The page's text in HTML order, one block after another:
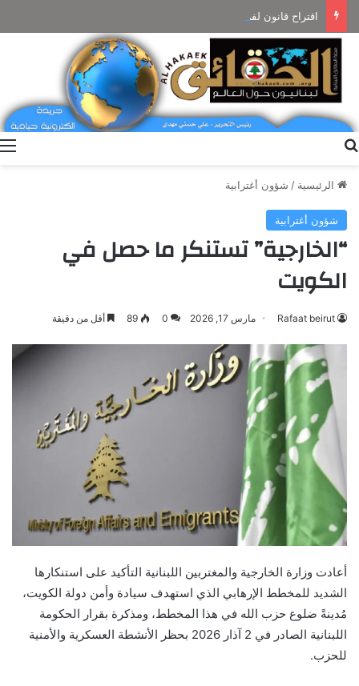
الرئيسية / شؤون أغترابية
شؤون أغترابية
“الخارجية” تستنكر ما حصل في
الكويت
Rafaat beirut مارس 17, 2026 0
89 أقل من دقيقة
أعادت وزارة الخارجية والمغتربين اللبنانية التأكيد على استنكارها
الشديد للمخطط الإرهابي الذي استهدف سيادة وأمن دولة الكويت،
مُدينةً ضلوع حزب الله في هذا المخطط، ومذكرة بقرار الحكومة
اللبنانية الصادر في 2 آذار 2026 بحظر الأنشطة العسكرية والأمنية
للحزب.